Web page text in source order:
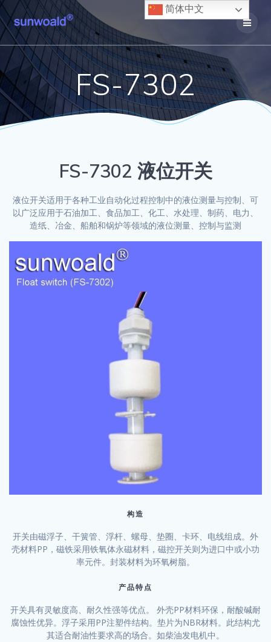
Skip
FS-7302
FS-7302 液位开关
液位开关适用于各种工业自动化过程控制中的液位测量与控制、可
以广泛应用于石油加工、食品加工、化工、水处理、制药、电力、
造纸、冶金、船舶和锅炉等领域的液位测量、控制与监测
构造
开关由磁浮子、干簧管、浮杆、螺母、垫圈、卡环、电线组成。外
壳材料PP，磁铁采用铁氧体永磁材料，磁控开关则为进口中或小功
率元件。封装材料为环氧树脂。
产品特点
开关具有灵敏度高、耐久性强等优点。 外壳PP材料环保，耐酸碱耐
腐蚀性优异。浮子采用PP注塑件结构。垫片为NBR材料。此结构尤
其适合耐油性要求高的场合。如柴油发电机中。
简体中文